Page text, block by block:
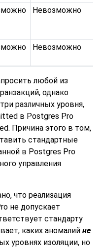
Невозможно
Невозможно
любой из
однако
различных уровня,
в Postgres Pro
Причина этого в том,
стандартные
в Postgres Pro
управления
что реализация
не допускает
стандарту
каких аномалий не
уровнях изоляции, но